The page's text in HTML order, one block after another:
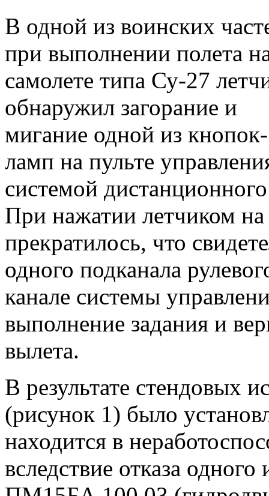
В одной из воинских
при выполнении полета
самолете типа Су-27
обнаружил загорание и
мигание одной из кнопок-
ламп на пульте
системой
При нажатии летчиком
прекратилось, что
одного подканала
канале системы
выполнение задания и
вылета.
В результате стендовых
(рисунок 1) было
находится в
вследствие отказа